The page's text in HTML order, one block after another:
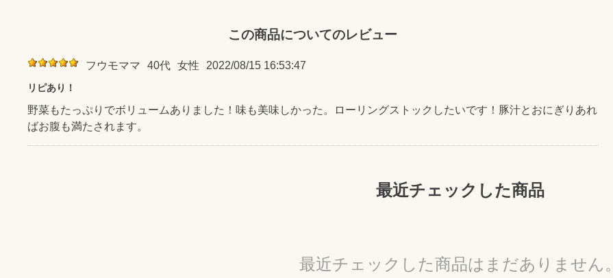
この商品についてのレビュー
フウモママ 40代 女性 2022/08/15 16:53:47
リピあり！
野菜もたっぷりでボリュームありました！味も美味しかった。ローリングストックしたいです！豚汁とおにぎりあれ
ばお腹も満たされます。
最近チェックした商品
最近チェックした商品はまだありません。